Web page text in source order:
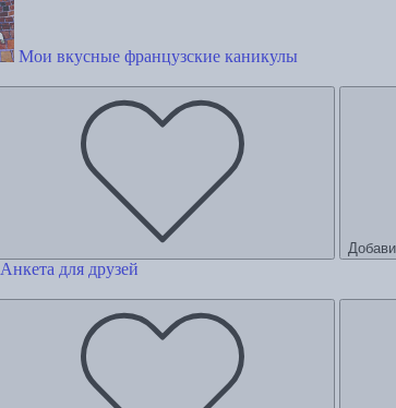
Мои вкусные французские каникулы
Анкета для друзей